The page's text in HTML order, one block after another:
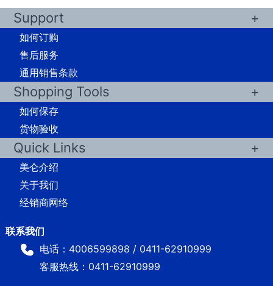
荧
光
标
记
活
体
成
像
产
品
选
择
南
Support
如何订购
售后服务
通用销售条款
Shopping Tools
如何保存
货物验收
Quick Links
美仑介绍
关于我们
经销商网络
电话：4006599898 / 0411-62910999
客服热线：0411-62910999